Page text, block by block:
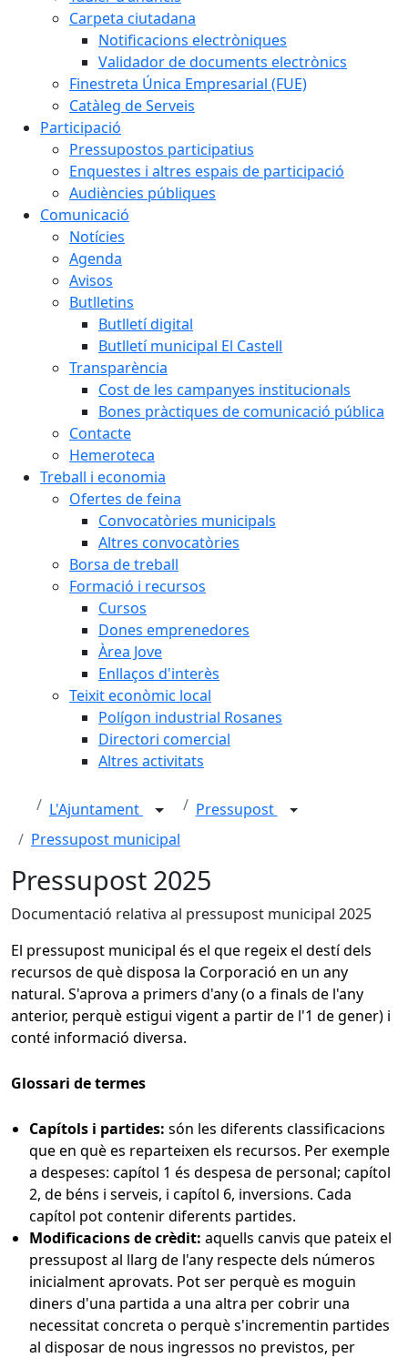
Carpeta ciutadana
Notificacions electròniques
Validador de documents electrònics
Finestreta Única Empresarial (FUE)
Catàleg de Serveis
Participació
Pressupostos participatius
Enquestes i altres espais de participació
Audiències públiques
Comunicació
Notícies
Agenda
Avisos
Butlletins
Butlletí digital
Butlletí municipal El Castell
Transparència
Cost de les campanyes institucionals
Bones pràctiques de comunicació pública
Contacte
Hemeroteca
Treball i economia
Ofertes de feina
Convocatòries municipals
Altres convocatòries
Borsa de treball
Formació i recursos
Cursos
Dones emprenedores
Àrea Jove
Enllaços d'interès
Teixit econòmic local
Polígon industrial Rosanes
Directori comercial
Altres activitats
L'Ajuntament
Pressupost
Pressupost municipal
Pressupost 2025
Documentació relativa al pressupost municipal 2025
El pressupost municipal és el que regeix el destí dels
recursos de què disposa la Corporació en un any
natural. S'aprova a primers d'any (o a finals de l'any
anterior, perquè estigui vigent a partir de l'1 de gener) i
conté informació diversa.
Glossari de termes
Capítols i partides: són les diferents classificacions
que en què es reparteixen els recursos. Per exemple
a despeses: capítol 1 és despesa de personal; capítol
2, de béns i serveis, i capítol 6, inversions. Cada
capítol pot contenir diferents partides.
Modificacions de crèdit: aquells canvis que pateix el
pressupost al llarg de l'any respecte dels números
inicialment aprovats. Pot ser perquè es moguin
diners d'una partida a una altra per cobrir una
necessitat concreta o perquè s'incrementin partides
al disposar de nous ingressos no previstos, per